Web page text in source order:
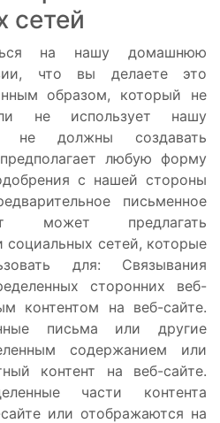
сетей
на нашу домашнюю
что вы делаете это
образом, который не
не использует нашу
должны создавать
любую форму
с нашей стороны
письменное
может предлагать
социальных сетей, которые
для: Связывания
сторонних веб-
контентом на веб-сайте.
письма или другие
содержанием или
контент на веб-сайте.
части контента
или отображаются на